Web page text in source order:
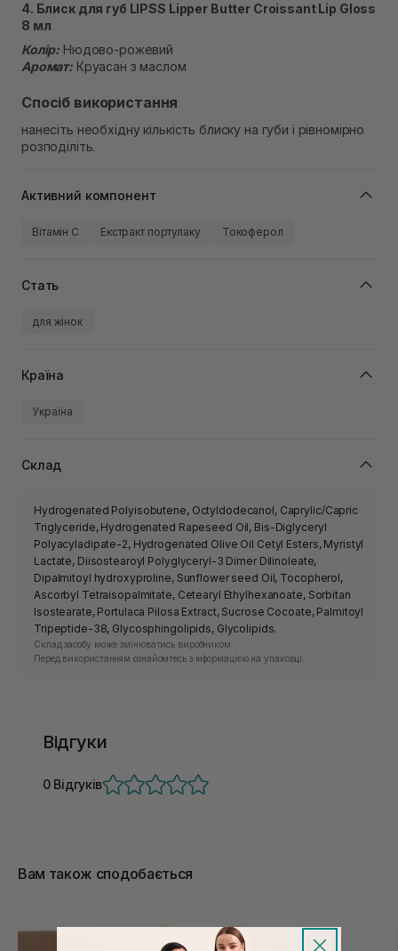
4. Блиск для губ LIPSS Lipper Butter Croissant Lip Gloss
8 мл
Колір: Нюдово-рожевий
Аромат: Круасан з маслом
Спосіб використання
нанесіть необхідну кількість блиску на губи і рівномірно
розподіліть.
Активний компонент
Вітамін C Екстракт портулаку Токоферол
Стать
для жінок
Країна
Україна
Склад
Hydrogenated Polyisobutene, Octyldodecanol, Caprylic/Capric
Triglyceride, Hydrogenated Rapeseed Oil, Bis-Diglyceryl
Polyacyladipate-2, Hydrogenated Olive Oil Cetyl Esters, Myristyl
Lactate, Diisostearoyl Polyglyceryl-3 Dimer Dilinoleate,
Dipalmitoyl hydroxyproline, Sunflower seed Oil, Tocopherol,
Ascorbyl Tetraisopalmitate, Cetearyl Ethylhexanoate, Sorbitan
Isostearate, Portulaca Pilosa Extract, Sucrose Cocoate, Palmitoyl
Tripeptide-38, Glycosphingolipids, Glycolipids.
Склад засобу може змінюватись виробником.
Перед використанням ознайомтесь з інформацією на упаковці.
Відгуки
0 Відгуків
Вам також сподобається